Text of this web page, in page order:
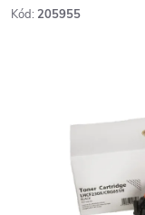
Kód: 205955